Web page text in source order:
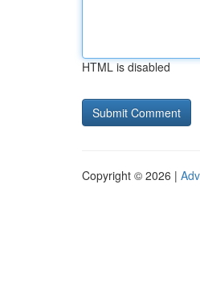
HTML is disabled
Copyright © 2026 |